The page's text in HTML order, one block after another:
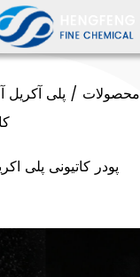
محصولات / پلی آکریل
پودر کاتیونی پلی